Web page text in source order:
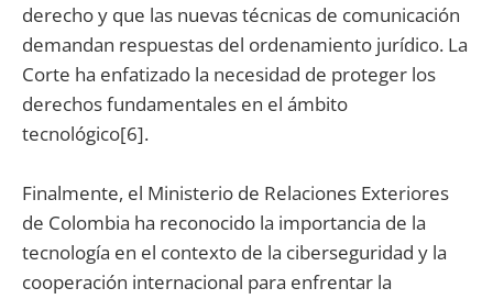
derecho y que las nuevas técnicas de comunicación
demandan respuestas del ordenamiento jurídico. La
Corte ha enfatizado la necesidad de proteger los
derechos fundamentales en el ámbito
tecnológico[6].
Finalmente, el Ministerio de Relaciones Exteriores
de Colombia ha reconocido la importancia de la
tecnología en el contexto de la ciberseguridad y la
cooperación internacional para enfrentar la